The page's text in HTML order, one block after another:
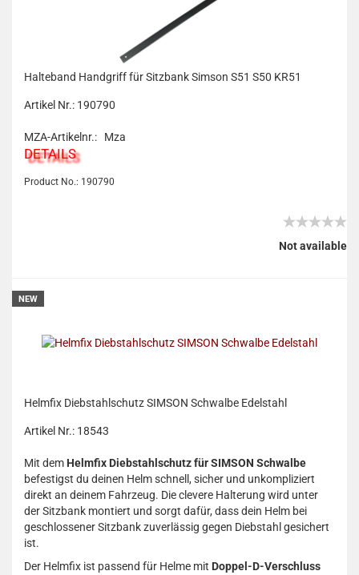
Halteband Handgriff für Sitzbank Simson S51 S50 KR51
Artikel Nr.: 190790
MZA-Artikelnr.: Mza
DETAILS
Product No.: 190790
Not available
NEW
Helmfix Diebstahlschutz SIMSON Schwalbe Edelstahl
Artikel Nr.: 18543
Mit dem Helmfix Diebstahlschutz für SIMSON Schwalbe
befestigst du deinen Helm schnell, sicher und unkompliziert
direkt an deinem Fahrzeug. Die clevere Halterung wird unter
der Sitzbank montiert und sorgt dafür, dass dein Helm bei
geschlossener Sitzbank zuverlässig gegen Diebstahl gesichert
ist.
Der Helmfix ist passend für Helme mit Doppel-D-Verschluss